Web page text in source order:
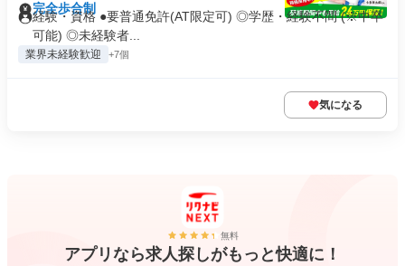
完全歩合制
経験・資格 ●要普通免許(AT限定可) ◎学歴・経験不問 (※中卒
可能) ◎未経験者...
業界未経験歓迎 +7個
気になる
無料
アプリなら求人探しがもっと快適に！